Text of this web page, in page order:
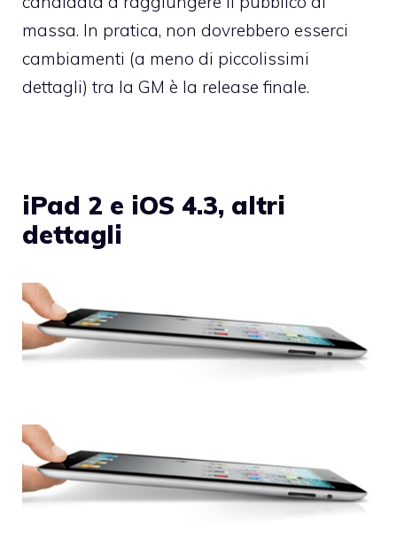
massa. In pratica, non dovrebbero esserci
cambiamenti (a meno di piccolissimi
dettagli) tra la GM è la release finale.
iPad 2 e iOS 4.3, altri
dettagli